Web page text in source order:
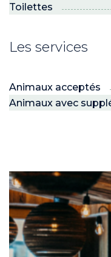
son espace !”
?
ET
Toilettes
Les services
Animaux acceptés
Animaux avec